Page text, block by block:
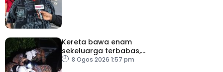
Kereta bawa enam
sekeluarga terbabas,
pemandu maut
8 Ogos 2026 1:57 pm